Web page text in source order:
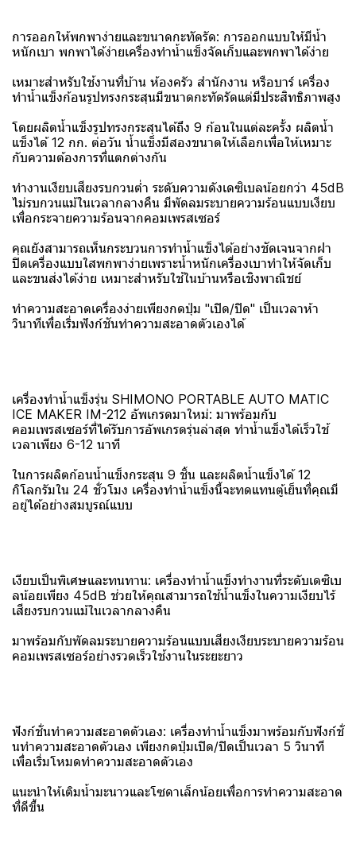
การออกให้พกพาง่ายและขนาดกะทัดรัด: การออกแบบให้มีน้ำ
หนักเบา พกพาได้ง่ายเครื่องทำน้ำแข็งจัดเก็บและพกพาได้ง่าย
เหมาะสำหรับใช้งานที่บ้าน ห้องครัว สำนักงาน หรือบาร์ เครื่อง
ทำน้ำแข็งก้อนรูปทรงกระสุนมีขนาดกะทัดรัดแต่มีประสิทธิภาพสูง
โดยผลิตน้ำแข็งรูปทรงกระสุนได้ถึง 9 ก้อนในแต่ละครั้ง ผลิตน้ำ
แข็งได้ 12 กก. ต่อวัน น้ำแข็งมีสองขนาดให้เลือกเพื่อให้เหมาะ
กับความต้องการที่แตกต่างกัน
ทำงานเงียบเสียงรบกวนต่ำ ระดับความดังเดซิเบลน้อยกว่า 45dB
ไม่รบกวนแม้ในเวลากลางคืน มีพัดลมระบายความร้อนแบบเงียบ
เพื่อกระจายความร้อนจากคอมเพรสเซอร์
คุณยังสามารถเห็นกระบวนการทำน้ำแข็งได้อย่างชัดเจนจากฝา
ปิดเครื่องแบบใสพกพาง่ายเพราะน้ำหนักเครื่องเบาทำให้จัดเก็บ
และขนส่งได้ง่าย เหมาะสำหรับใช้ในบ้านหรือเชิงพาณิชย์
ทำความสะอาดเครื่องง่ายเพียงกดปุ่ม "เปิด/ปิด" เป็นเวลาห้า
วินาทีเพื่อเริ่มฟังก์ชันทำความสะอาดตัวเองได้
เครื่องทำน้ำแข็งรุ่น SHIMONO PORTABLE AUTO MATIC
ICE MAKER IM-212 อัพเกรดมาใหม่: มาพร้อมกับ
คอมเพรสเซอร์ที่ได้รับการอัพเกรดรุ่นล่าสุด ทำน้ำแข็งได้เร็วใช้
เวลาเพียง 6-12 นาที
ในการผลิตก้อนน้ำแข็งกระสุน 9 ชิ้น และผลิตน้ำแข็งได้ 12
กิโลกรัมใน 24 ชั่วโมง เครื่องทำน้ำแข็งนี้จะทดแทนตู้เย็นที่คุณมี
อยู่ได้อย่างสมบูรณ์แบบ
เงียบเป็นพิเศษและทนทาน: เครื่องทำน้ำแข็งทำงานที่ระดับเดซิเบ
ลน้อยเพียง 45dB ช่วยให้คุณสามารถใช้น้ำแข็งในความเงียบไร้
เสียงรบกวนแม้ในเวลากลางคืน
มาพร้อมกับพัดลมระบายความร้อนแบบเสียงเงียบระบายความร้อน
คอมเพรสเซอร์อย่างรวดเร็วใช้งานในระยะยาว
ฟังก์ชั่นทำความสะอาดตัวเอง: เครื่องทำน้ำแข็งมาพร้อมกับฟังก์ชั่
นทำความสะอาดตัวเอง เพียงกดปุ่มเปิด/ปิดเป็นเวลา 5 วินาที
เพื่อเริ่มโหมดทำความสะอาดตัวเอง
แนะนำให้เติมน้ำมะนาวและโซดาเล็กน้อยเพื่อการทำความสะอาด
ที่ดีขึ้น